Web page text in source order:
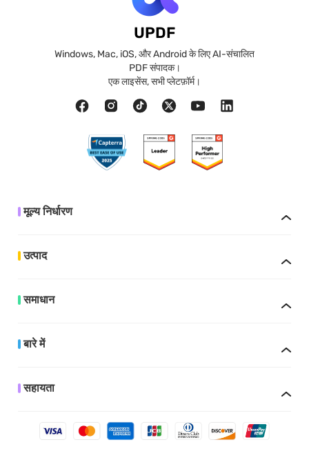
UPDF
Windows, Mac, iOS, और Android के लिए AI-संचालित
PDF संपादक।
एक लाइसेंस, सभी प्लेटफ़ॉर्म।
मूल्य निर्धारण
उत्पाद
समाधान
बारे में
सहायता